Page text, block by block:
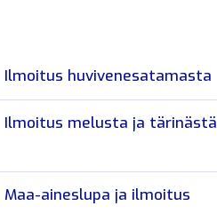
Ilmoitus huvivenesatamasta
Ilmoitus melusta ja tärinästä
Maa-aineslupa ja ilmoitus